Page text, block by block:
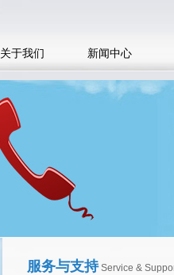
关于我们 新闻中心
服务与支持Service &